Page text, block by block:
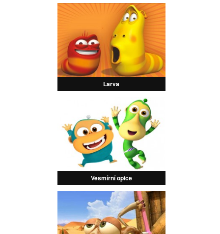
Larva
Vesmírní opice